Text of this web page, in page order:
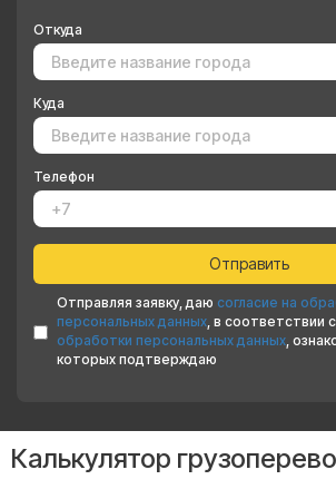
Откуда
Куда
Телефон
Отправляя заявку, даю согласие на
персональных данных, в соответствии с
обработки персональных данных,
которых подтверждаю
Калькулятор